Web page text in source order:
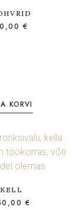
€
KORVI
KELL
€